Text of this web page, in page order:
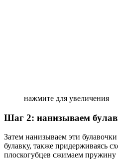
нажмите для увеличения
Шаг 2: нанизываем
Затем нанизываем эти
булавку, также придерживаясь
плоскогубцев сжимаем пружину